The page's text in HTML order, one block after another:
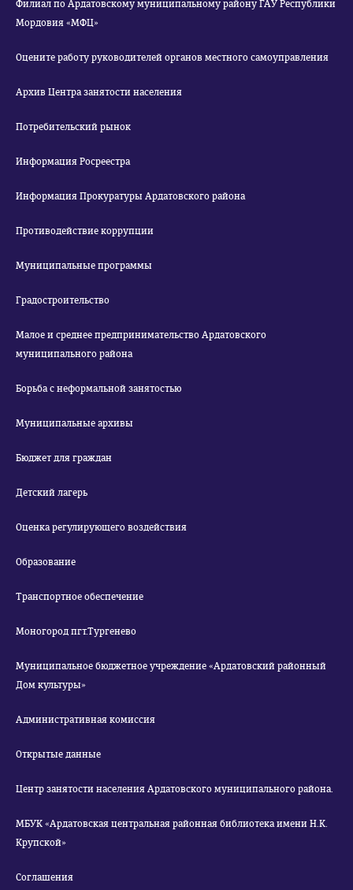
Филиал по Ардатовскому муниципальному району ГАУ Республики
Мордовия «МФЦ»
Оцените работу руководителей органов местного самоуправления
Архив Центра занятости населения
Потребительский рынок
Информация Росреестра
Информация Прокуратуры Ардатовского района
Противодействие коррупции
Муниципальные программы
Градостроительство
Малое и среднее предпринимательство Ардатовского
муниципального района
Борьба с неформальной занятостью
Муниципальные архивы
Бюджет для граждан
Детский лагерь
Оценка регулирующего воздействия
Образование
Транспортное обеспечение
Моногород пгт.Тургенево
Муниципальное бюджетное учреждение «Ардатовский районный
Дом культуры»
Административная комиссия
Открытые данные
Центр занятости населения Ардатовского муниципального района.
МБУК «Ардатовская центральная районная библиотека имени Н.К.
Крупской»
Соглашения